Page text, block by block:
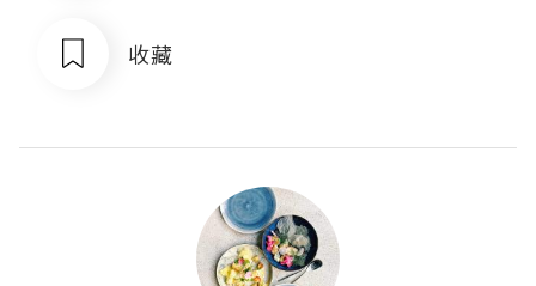
收藏